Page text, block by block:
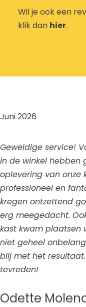
Wil je ook een
klik dan hier.
Juni 2026
Geweldige service!
in de winkel hebben
oplevering van onze
professioneel en
kregen ontzettend
erg meegedacht.
kast kwam plaatsen
niet geheel
blij met het
tevreden!
Odette